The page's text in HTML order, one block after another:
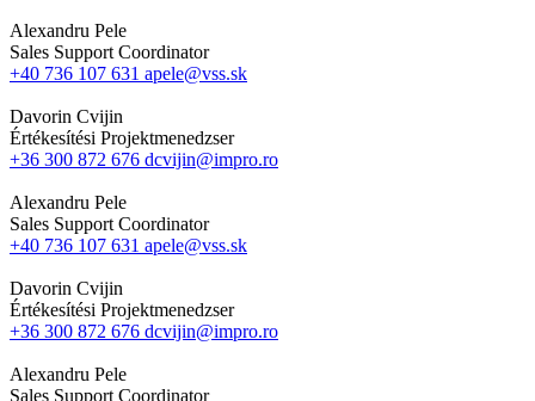
Alexandru Pele
Sales Support Coordinator
+40 736 107 631 apele@vss.sk
Davorin Cvijin
Értékesítési Projektmenedzser
+36 300 872 676 dcvijin@impro.ro
Alexandru Pele
Sales Support Coordinator
+40 736 107 631 apele@vss.sk
Davorin Cvijin
Értékesítési Projektmenedzser
+36 300 872 676 dcvijin@impro.ro
Alexandru Pele
Sales Support Coordinator